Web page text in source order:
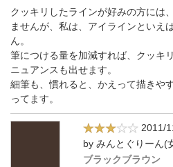
クッキリしたラインが好みの方には
ませんが、私は、アイラインといえ
ん。
筆につける量を加減すれば、クッキ
ニュアンスも出せます。
細筆も、慣れると、かえって描きや
ってます。
2011/
by みんとぐりーん(
ブラックブラウン